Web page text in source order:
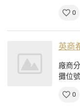
0
英商
廠商
攤位
0